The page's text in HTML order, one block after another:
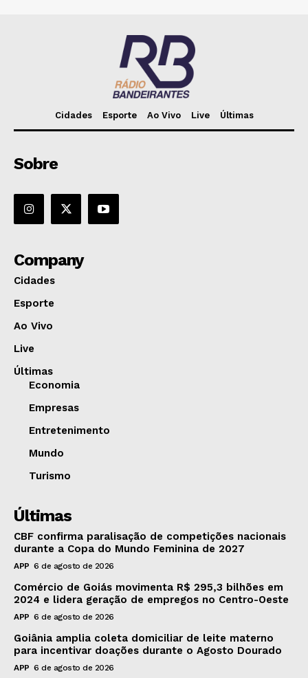
Cidades Esporte Ao Vivo Live Últimas
Sobre
Company
Cidades
Esporte
Ao Vivo
Live
Últimas
Economia
Empresas
Entretenimento
Mundo
Turismo
Últimas
CBF confirma paralisação de competições nacionais
durante a Copa do Mundo Feminina de 2027
APP 6 de agosto de 2026
Comércio de Goiás movimenta R$ 295,3 bilhões em
2024 e lidera geração de empregos no Centro-Oeste
APP 6 de agosto de 2026
Goiânia amplia coleta domiciliar de leite materno
para incentivar doações durante o Agosto Dourado
APP 6 de agosto de 2026